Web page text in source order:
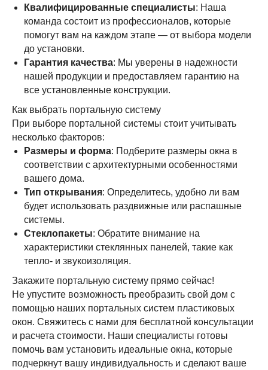
Квалифицированные специалисты: Наша
команда состоит из профессионалов, которые
помогут вам на каждом этапе — от выбора модели
до установки.
Гарантия качества: Мы уверены в надежности
нашей продукции и предоставляем гарантию на
все установленные конструкции.
Как выбрать портальную систему
При выборе портальной системы стоит учитывать
несколько факторов:
Размеры и форма: Подберите размеры окна в
соответствии с архитектурными особенностями
вашего дома.
Тип открывания: Определитесь, удобно ли вам
будет использовать раздвижные или распашные
системы.
Стеклопакеты: Обратите внимание на
характеристики стеклянных панелей, такие как
тепло- и звукоизоляция.
Закажите портальную систему прямо сейчас!
Не упустите возможность преобразить свой дом с
помощью наших портальных систем пластиковых
окон. Свяжитесь с нами для бесплатной консультации
и расчета стоимости. Наши специалисты готовы
помочь вам установить идеальные окна, которые
подчеркнут вашу индивидуальность и сделают ваше